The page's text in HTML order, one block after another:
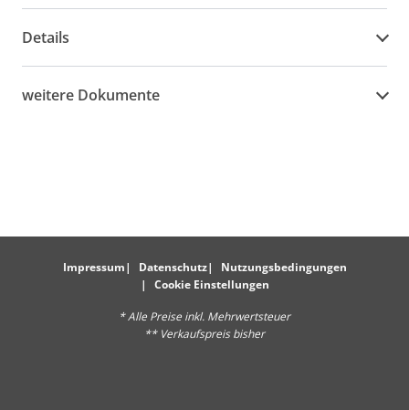
Details
weitere Dokumente
Impressum Datenschutz
Nutzungsbedingungen
Cookie Einstellungen
* Alle Preise inkl. Mehrwertsteuer
** Verkaufspreis bisher